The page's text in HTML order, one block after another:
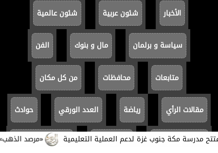
«مرصد الذهب»: أسعار الذهب ترتفع 8% مكة جنوب غزة لدعم العملية التعليمية
الأخبار شئون عربية شئون عالمية
سياسة و برلمان مال و بنوك الفن
متابعات محافظات من كل مكان
مقالات الرأي رياضة العدد الورقي حوادث
الأسرة والمجتمع أدب وثفاقة سياسة الخصوصية